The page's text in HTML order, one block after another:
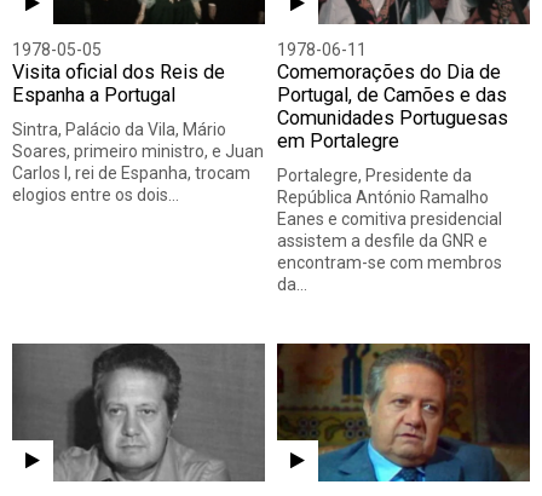
1978-05-05
Visita oficial dos Reis de
Espanha a Portugal
Sintra, Palácio da Vila, Mário
Soares, primeiro ministro, e Juan
Carlos I, rei de Espanha, trocam
elogios entre os dois…
1978-06-11
Comemorações do Dia de
Portugal, de Camões e das
Comunidades Portuguesas
em Portalegre
Portalegre, Presidente da
República António Ramalho
Eanes e comitiva presidencial
assistem a desfile da GNR e
encontram-se com membros
da…